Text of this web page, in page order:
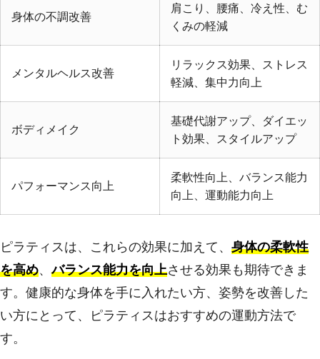
身体の不調改善
肩こり、腰痛、冷え性、む
くみの軽減
メンタルヘルス改善
リラックス効果、ストレス
軽減、集中力向上
ボディメイク
基礎代謝アップ、ダイエッ
ト効果、スタイルアップ
パフォーマンス向上
柔軟性向上、バランス能力
向上、運動能力向上
ピラティスは、これらの効果に加えて、 身体の柔軟性
を高め、バランス能力を向上させる効果も期待できま
す。健康的な身体を手に入れたい方、姿勢を改善した
い方にとって、ピラティスはおすすめの運動方法で
す。